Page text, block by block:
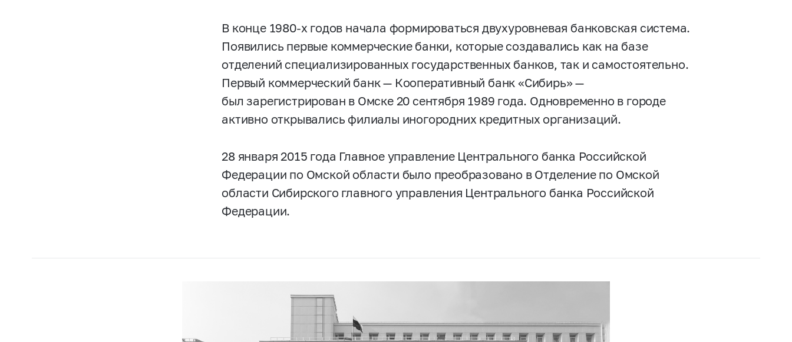
В конце 1980-х годов начала формироваться двухуровневая банковская система.
Появились первые коммерческие банки, которые создавались как на базе
отделений специализированных государственных банков, так и самостоятельно.
Первый коммерческий банк — Кооперативный банк «Сибирь» —
был зарегистрирован в Омске 20 сентября 1989 года. Одновременно в городе
активно открывались филиалы иногородних кредитных организаций.
28 января 2015 года Главное управление Центрального банка Российской
Федерации по Омской области было преобразовано в Отделение по Омской
области Сибирского главного управления Центрального банка Российской
Федерации.